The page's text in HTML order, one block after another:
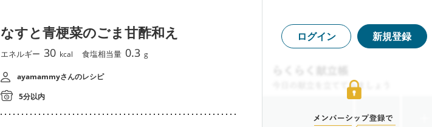
なすと青梗菜のごま甘酢和え
エネルギー 30 kcal 食塩相当量 0.3 g
ayamammyさんのレシピ
5分以内
ログイン 新規登録